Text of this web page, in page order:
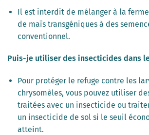
Il est interdit de mélanger à la
de maïs transgéniques à des
conventionnel.
Puis-je utiliser des insecticides dans
Pour protéger le refuge contre les
chrysomèles, vous pouvez utiliser
traitées avec un insecticide ou
un insecticide de sol si le seuil
atteint.